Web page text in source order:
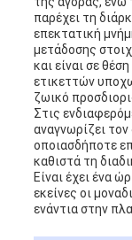
παρέχει τη
επεκτατική
μετάδοσης
και είναι σε
ετικεττών
ζωικό
Στις
αναγνωρίζει
οποιασδήποτε
καθιστά τη
Είναι έχει ένα
εκείνες οι
ενάντια στην